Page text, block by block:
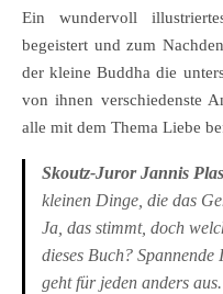
Ein wundervoll
begeistert und zum
der kleine Buddha die
von ihnen verschiedenste
alle mit dem Thema Liebe
Skoutz-Juror Jannis
kleinen Dinge, die das
Ja, das stimmt, doch
dieses Buch? Spannende
geht für jeden anders